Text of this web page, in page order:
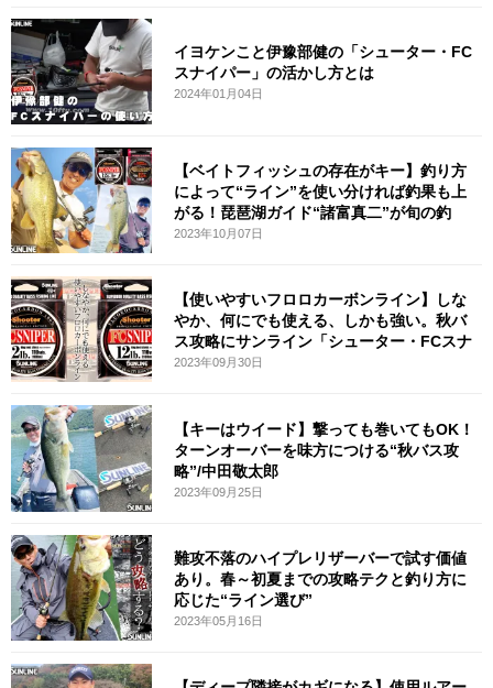
イヨケンこと伊豫部健の「シューター・FC
スナイパー」の活かし方とは
2024年01月04日
【ベイトフィッシュの存在がキー】釣り方
によって“ライン”を使い分ければ釣果も上
がる！琵琶湖ガイド“諸富真二”が旬の釣
2023年10月07日
【使いやすいフロロカーボンライン】しな
やか、何にでも使える、しかも強い。秋バ
ス攻略にサンライン「シューター・FCスナ
2023年09月30日
【キーはウイード】撃っても巻いてもOK！
ターンオーバーを味方につける“秋バス攻
略”/中田敬太郎
2023年09月25日
難攻不落のハイプレリザーバーで試す価値
あり。春～初夏までの攻略テクと釣り方に
応じた“ライン選び”
2023年05月16日